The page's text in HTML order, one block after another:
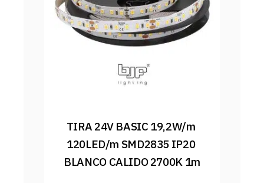
TIRA 24V BASIC 19,2W/m
120LED/m SMD2835 IP20
BLANCO CALIDO 2700K 1m